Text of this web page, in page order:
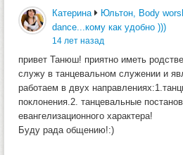
Катерина
Юльтон, Body
dance...кому как удобно )))
14 лет назад
привет Танюш! приятно иметь
служу в танцевальном служении и
работаем в двух
поклонения.2. танцевальные
евангелизационного характера!
Буду рада общению!:)